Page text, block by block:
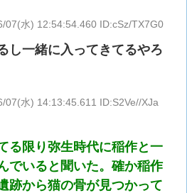
07(水) 12:54:54.460 ID:cSz/TX7G0
し一緒に入ってきてるやろ
07(水) 14:13:45.611 ID:S2Ve//XJa
る限り弥生時代に稲作と一
でいると聞いた。確か稲作
跡から猫の骨が見つかって